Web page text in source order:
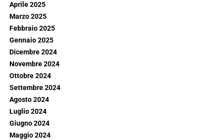
Aprile 2025
Marzo 2025
Febbraio 2025
Gennaio 2025
Dicembre 2024
Novembre 2024
Ottobre 2024
Settembre 2024
Agosto 2024
Luglio 2024
Giugno 2024
Maggio 2024